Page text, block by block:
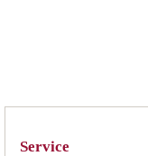
Service